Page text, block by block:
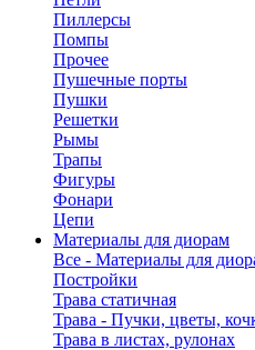
Пиллерсы
Помпы
Прочее
Пушечные порты
Пушки
Решетки
Рымы
Трапы
Фигуры
Фонари
Цепи
Материалы для диорам
Все - Материалы для
Постройки
Трава статичная
Трава - Пучки, цветы,
Трава в листах, рулонах